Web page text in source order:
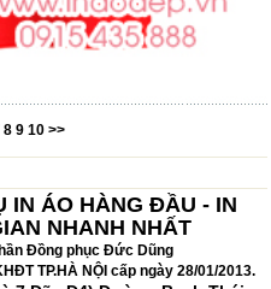
8 9 10 >>
IN ÁO HÀNG ĐẦU - IN
NHANH NHẤT
Đồng phục Đức Dũng
TP.HÀ NỘI cấp ngày 28/01/2013.